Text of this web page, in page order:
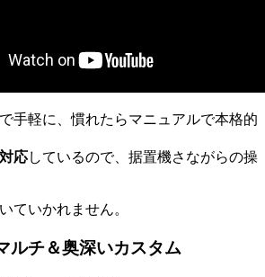
手軽に、慣れたらマニュアルで本格的
応しているので、据置機さながらの操
ていかれません。
チ＆奥深いカスタム